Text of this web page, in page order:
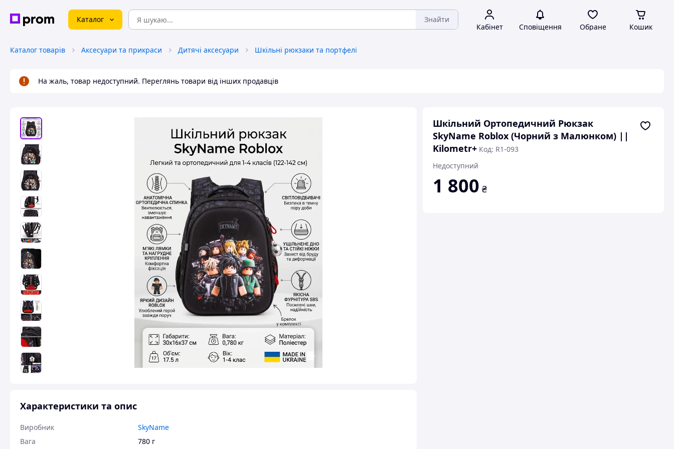
Каталог Знайти
Кабінет Сповіщення Обране Кошик
Каталог товарів Аксесуари та прикраси Дитячі аксесуари Шкільні рюкзаки та портфелі
На жаль, товар недоступний. Переглянь товари від інших продавців
Шкільний Ортопедичний Рюкзак
SkyName Roblox (Чорний з Малюнком) ||
Kilometr+ Код: R1-093
Недоступний
1 800 ₴
Характеристики та опис
Виробник
SkyName
Вага
780 г